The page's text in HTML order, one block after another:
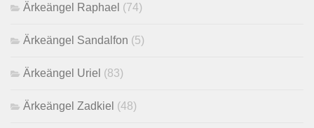
Ärkeängel Raphael (74)
Ärkeängel Sandalfon (5)
Ärkeängel Uriel (83)
Ärkeängel Zadkiel (48)